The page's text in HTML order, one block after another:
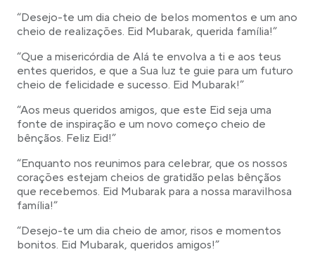
“Desejo-te um dia cheio de belos momentos e um ano
cheio de realizações. Eid Mubarak, querida família!”
“Que a misericórdia de Alá te envolva a ti e aos teus
entes queridos, e que a Sua luz te guie para um futuro
cheio de felicidade e sucesso. Eid Mubarak!”
“Aos meus queridos amigos, que este Eid seja uma
fonte de inspiração e um novo começo cheio de
bênçãos. Feliz Eid!”
“Enquanto nos reunimos para celebrar, que os nossos
corações estejam cheios de gratidão pelas bênçãos
que recebemos. Eid Mubarak para a nossa maravilhosa
família!”
“Desejo-te um dia cheio de amor, risos e momentos
bonitos. Eid Mubarak, queridos amigos!”